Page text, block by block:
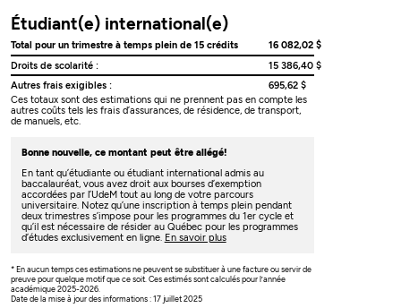
Étudiant(e) international(e)
Total pour un trimestre à temps plein de 15 crédits
16 082,02 $
Droits de scolarité :
15 386,40 $
Autres frais exigibles :
695,62 $
Ces totaux sont des estimations qui ne prennent pas en compte les
autres coûts tels les frais d’assurances, de résidence, de transport,
de manuels, etc.
Bonne nouvelle, ce montant peut être allégé!
En tant qu’étudiante ou étudiant international admis au
baccalauréat, vous avez droit aux bourses d’exemption
accordées par l’UdeM tout au long de votre parcours
universitaire. Notez qu’une inscription à temps plein pendant
deux trimestres s’impose pour les programmes du 1er cycle et
qu’il est nécessaire de résider au Québec pour les programmes
d’études exclusivement en ligne. En savoir plus
* En aucun temps ces estimations ne peuvent se substituer à une facture ou servir de
preuve pour quelque motif que ce soit. Ces estimés sont calculés pour l’année
académique 2025-2026.
Date de la mise à jour des informations : 17 juillet 2025